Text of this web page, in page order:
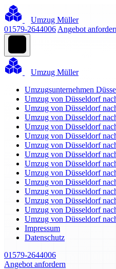
Umzug Müller
01579-2644006 Angebot
Umzug Müller
Umzugsunternehmen
Umzug von Düsseldorf
Umzug von Düsseldorf
Umzug von Düsseldorf
Umzug von Düsseldorf
Umzug von Düsseldorf
Umzug von Düsseldorf
Umzug von Düsseldorf
Umzug von Düsseldorf
Umzug von Düsseldorf
Umzug von Düsseldorf
Umzug von Düsseldorf
Umzug von Düsseldorf
Umzug von Düsseldorf
Umzug von Düsseldorf
Impressum
Datenschutz
01579-2644006
Angebot anfordern